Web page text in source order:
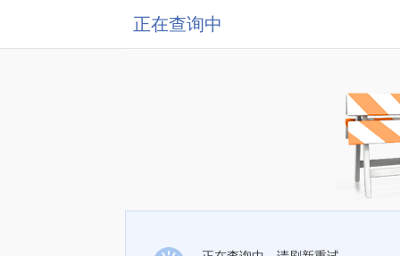
正在查询中